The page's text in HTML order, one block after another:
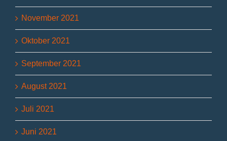
November 2021
Oktober 2021
September 2021
August 2021
Juli 2021
Juni 2021